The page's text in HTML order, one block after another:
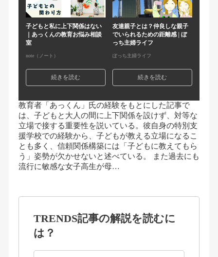
子どもと私に上下関係はない
｜あっくんの教育お悩み相談
室
note（ノート）
続きを読む
友達親子とは？仲良しな親子
でいられるための距離感 | ぼ
っち主婦ライフ
ぼっち主婦ライフ
続きを読む
教育者「あっくん」氏の経験をもとにした記事で
は、子どもと大人の間に上下関係を設けず、対等な
立場で接する重要性を説いている。彼自身の特別支
援学校での経験から、子どもが教える立場になるこ
とも多く、信頼関係構築には「子どもに教えてもら
う」姿勢が欠かせないと述べている。 また過去にも
流行に敏感な女子高生が母…
TRENDS記事の解説を読むに
は？